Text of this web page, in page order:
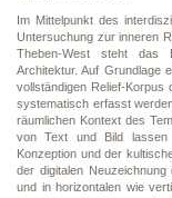
Im Mittelpunkt des
Untersuchung zur inneren
Theben-West steht das
Architektur. Auf Grundlage
vollständigen Relief-Korpus
systematisch erfasst
räumlichen Kontext des
von Text und Bild lassen
Konzeption und der
der digitalen
und in horizontalen wie